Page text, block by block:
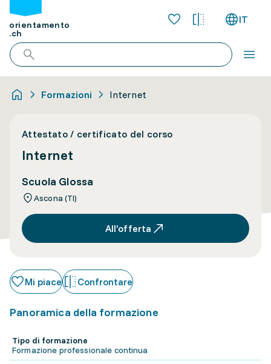
orientamento
.ch
IT
Formazioni Internet
Attestato / certificato del corso
Internet
Scuola Glossa
Ascona (TI)
All’offerta
Mi piace Confrontare
Panoramica della formazione
Tipo di formazione
Formazione professionale continua